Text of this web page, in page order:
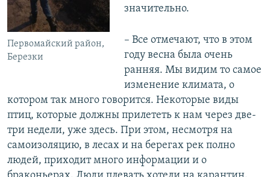
Первомайский район,
Березки
значительно.
– Все отмечают, что в этом
году весна была очень
ранняя. Мы видим то самое
изменение климата, о
котором так много говорится. Некоторые виды
птиц, которые должны прилететь к нам через две-
три недели, уже здесь. При этом, несмотря на
самоизоляцию, в лесах и на берегах рек полно
людей, приходит много информации и о